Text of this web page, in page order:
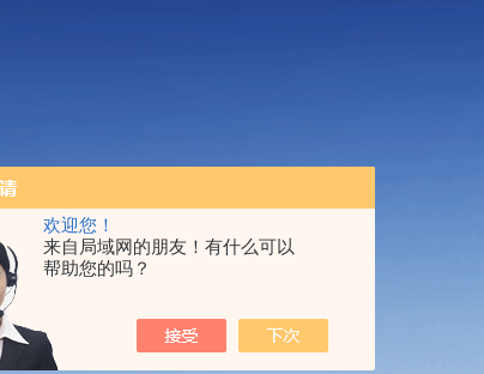
欢迎您！
来自局域网的朋友！有什么可以
帮助您的吗？